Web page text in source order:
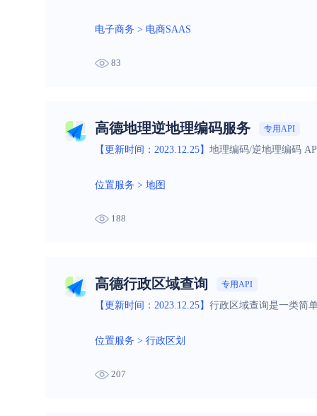
电子商务 > 电商SAAS
83
高德地理逆地理编码服务 专用API
【更新时间：2023.12.25】 地理编码/逆地理编码
位置服务 > 地图
188
高德行政区域查询 专用API
【更新时间：2023.12.25】 行政区域查询是一类简
位置服务 > 行政区划
207